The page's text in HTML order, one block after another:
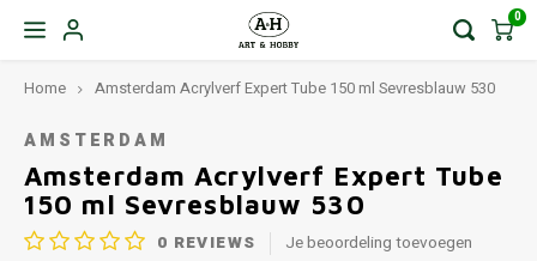
0
Home Amsterdam Acrylverf Expert Tube 150 ml Sevresblauw 530
AMSTERDAM
Amsterdam Acrylverf Expert Tube
150 ml Sevresblauw 530
0 REVIEWS Je beoordeling toevoegen